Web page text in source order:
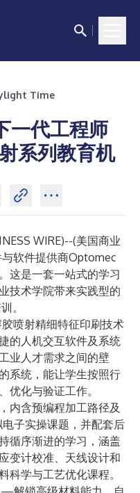
Time
一代工程师
系列教育机
WIRE)--(美国商业
软件提供商Optomec
这是一套一站式的学习
技术学院带来实践型的
。
喷射精细特征印刷技术
的人机交互软件及系统
业人才需求之间的壁
系统，能让学生按照行
优化与验证工作。
内含预编程加工路径及
子实操课题，并配套后
循序渐进的学习，涵盖
变计校准、天线设计和
科学与工艺优化课程。